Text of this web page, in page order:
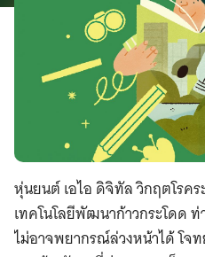
หุ่นยนต์ เอไอ ดิจิทัล วิกฤตโรค
เทคโนโลยีพัฒนาก้าวกระโดด
ไม่อาจพยากรณ์ล่วงหน้าได้ โจ